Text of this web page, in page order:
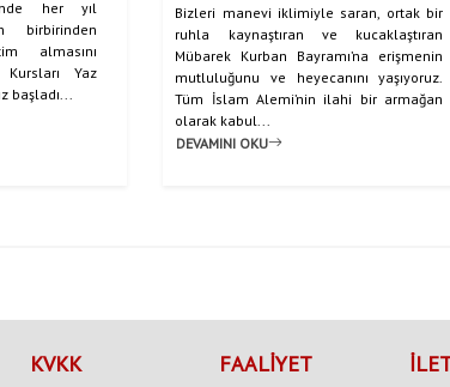
her yıl
birbirinden
almasını
Yaz
başladı...
Bizleri manevi iklimiyle saran, ortak bir
ruhla kaynaştıran ve kucaklaştıran
Mübarek Kurban Bayramı’na erişmenin
mutluluğunu ve heyecanını yaşıyoruz.
Tüm İslam Alemi’nin ilahi bir armağan
olarak kabul...
DEVAMINI OKU
KVKK FAALİYET